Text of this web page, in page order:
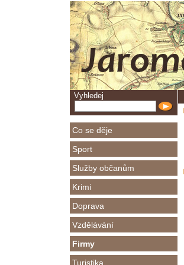
Vyhledej
Co se děje
Sport
Služby občanům
Krimi
Doprava
Vzdělávání
Firmy
Turistika